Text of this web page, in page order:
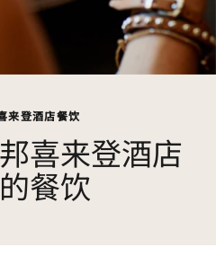
来登酒店餐饮
喜来登酒店
餐饮